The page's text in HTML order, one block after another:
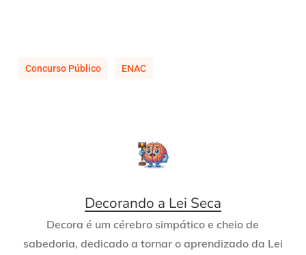
Concurso Público ENAC
Decorando a Lei Seca
Decora é um cérebro simpático e cheio de
sabedoria, dedicado a tornar o aprendizado da Lei